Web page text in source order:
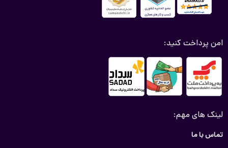
امن پرداخت کنید:
لینک های مهم:
تماس با ما